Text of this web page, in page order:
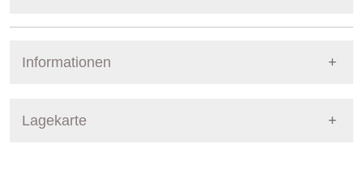
Informationen
Lagekarte